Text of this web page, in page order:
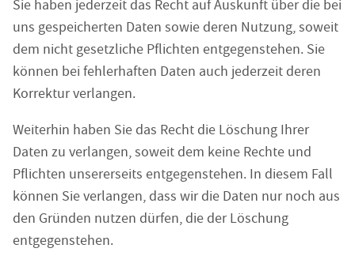
Sie haben jederzeit das Recht auf Auskunft über die bei
uns gespeicherten Daten sowie deren Nutzung, soweit
dem nicht gesetzliche Pflichten entgegenstehen. Sie
können bei fehlerhaften Daten auch jederzeit deren
Korrektur verlangen.
Weiterhin haben Sie das Recht die Löschung Ihrer
Daten zu verlangen, soweit dem keine Rechte und
Pflichten unsererseits entgegenstehen. In diesem Fall
können Sie verlangen, dass wir die Daten nur noch aus
den Gründen nutzen dürfen, die der Löschung
entgegenstehen.